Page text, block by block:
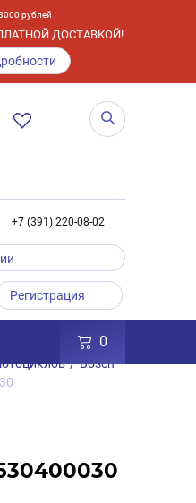
рублей
ДОСТАВКОЙ!
+7 (391) 220-08-02
Регистрация
0
Аккумуляторы
/ Bosch